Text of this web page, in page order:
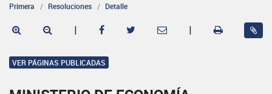
Primera Resoluciones Detalle
| |
VER PÁGINAS PUBLICADAS